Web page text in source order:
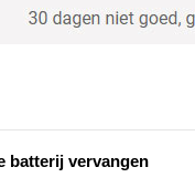
batterij vervangen